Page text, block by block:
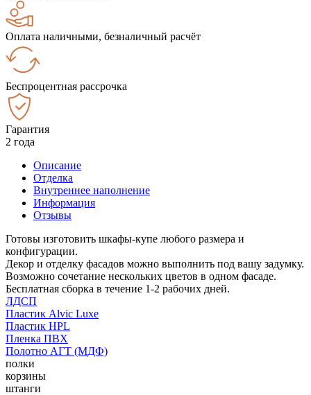
Оплата наличными, безналичный расчёт
Беспроцентная рассрочка
Гарантия
2 года
Описание
Отделка
Внутреннее наполнение
Информация
Отзывы
Готовы изготовить шкафы-купе любого размера и
конфигурации.
Декор и отделку фасадов можно выполнить под вашу задумку.
Возможно сочетание нескольких цветов в одном фасаде.
Бесплатная сборка в течение 1-2 рабочих дней.
ЛДСП
Пластик Alvic Luxe
Пластик HPL
Пленка ПВХ
Полотно АГТ (МДФ)
полки
корзины
штанги